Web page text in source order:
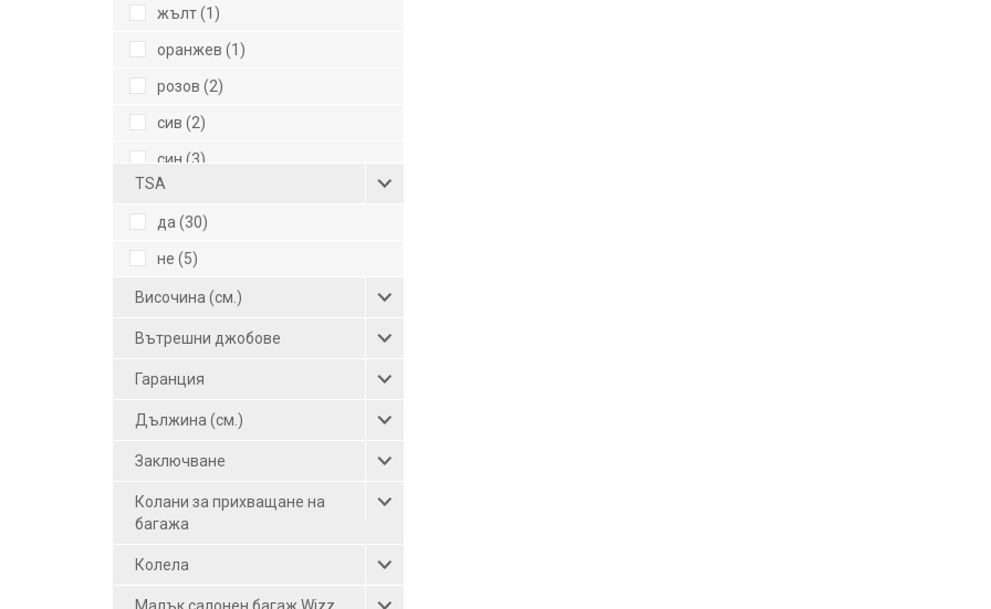
жълт (1)
оранжев (1)
розов (2)
сив (2)
син (3)
сребрист (2)
тъмносив (1)
тъмносин (2)
червен (1)
червено вино (1)
черен (14)
черен-сив (2)
TSA
да (30)
не (5)
Височина (см.)
Вътрешни джобове
Гаранция
Дължина (см.)
Заключване
Колани за прихващане на
багажа
Колела
Малък салонен багаж Wizz